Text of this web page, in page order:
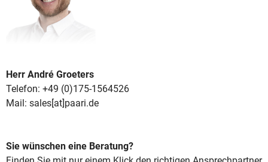
Herr André Groeters
Telefon: +49 (0)175-1564526
Mail: sales[at]paari.de
Sie wünschen eine Beratung?